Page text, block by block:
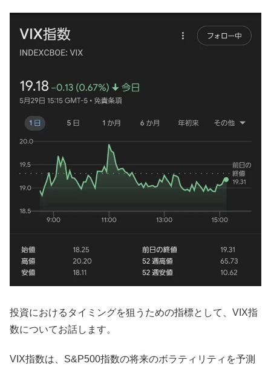
投資におけるタイミングを狙うための指標として、VIX指
数についてお話します。
VIX指数は、S&P500指数の将来のボラティリティを予測